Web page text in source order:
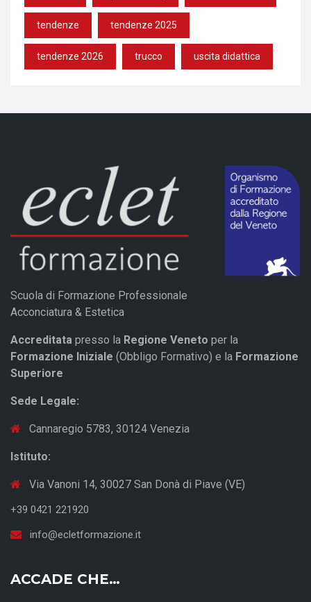
tendenze tendenze 2025
tendenze 2026 trucco uscita didattica
Scuola di Formazione Professionale
Acconciatura & Estetica
Accreditata presso la Regione Veneto per la
Formazione Iniziale (Obbligo Formativo) e la Formazione
Superiore
Sede Legale:
Cannaregio 5783, 30124 Venezia
Istituto:
Via Vanoni 14, 30027 San Donà di Piave (VE)
+39 0421 221920
info@ecletformazione.it
ACCADE CHE…